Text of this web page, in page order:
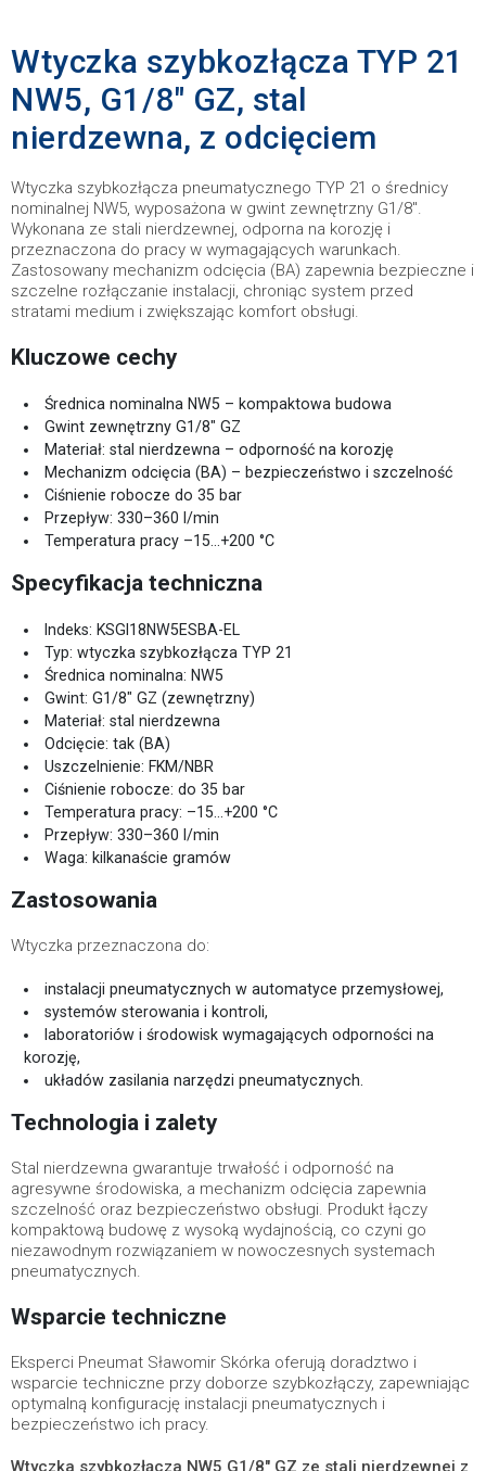
Wtyczka szybkozłącza TYP 21
NW5, G1/8" GZ, stal
nierdzewna, z odcięciem
Wtyczka szybkozłącza pneumatycznego TYP 21 o średnicy
nominalnej NW5, wyposażona w gwint zewnętrzny G1/8".
Wykonana ze stali nierdzewnej, odporna na korozję i
przeznaczona do pracy w wymagających warunkach.
Zastosowany mechanizm odcięcia (BA) zapewnia bezpieczne i
szczelne rozłączanie instalacji, chroniąc system przed
stratami medium i zwiększając komfort obsługi.
Kluczowe cechy
Średnica nominalna NW5 – kompaktowa budowa
Gwint zewnętrzny G1/8" GZ
Materiał: stal nierdzewna – odporność na korozję
Mechanizm odcięcia (BA) – bezpieczeństwo i szczelność
Ciśnienie robocze do 35 bar
Przepływ: 330–360 l/min
Temperatura pracy –15…+200 °C
Specyfikacja techniczna
Indeks: KSGI18NW5ESBA-EL
Typ: wtyczka szybkozłącza TYP 21
Średnica nominalna: NW5
Gwint: G1/8" GZ (zewnętrzny)
Materiał: stal nierdzewna
Odcięcie: tak (BA)
Uszczelnienie: FKM/NBR
Ciśnienie robocze: do 35 bar
Temperatura pracy: –15…+200 °C
Przepływ: 330–360 l/min
Waga: kilkanaście gramów
Zastosowania
Wtyczka przeznaczona do:
instalacji pneumatycznych w automatyce przemysłowej,
systemów sterowania i kontroli,
laboratoriów i środowisk wymagających odporności na
korozję,
układów zasilania narzędzi pneumatycznych.
Technologia i zalety
Stal nierdzewna gwarantuje trwałość i odporność na
agresywne środowiska, a mechanizm odcięcia zapewnia
szczelność oraz bezpieczeństwo obsługi. Produkt łączy
kompaktową budowę z wysoką wydajnością, co czyni go
niezawodnym rozwiązaniem w nowoczesnych systemach
pneumatycznych.
Wsparcie techniczne
Eksperci Pneumat Sławomir Skórka oferują doradztwo i
wsparcie techniczne przy doborze szybkozłączy, zapewniając
optymalną konfigurację instalacji pneumatycznych i
bezpieczeństwo ich pracy.
Wtyczka szybkozłącza NW5 G1/8" GZ ze stali nierdzewnej z